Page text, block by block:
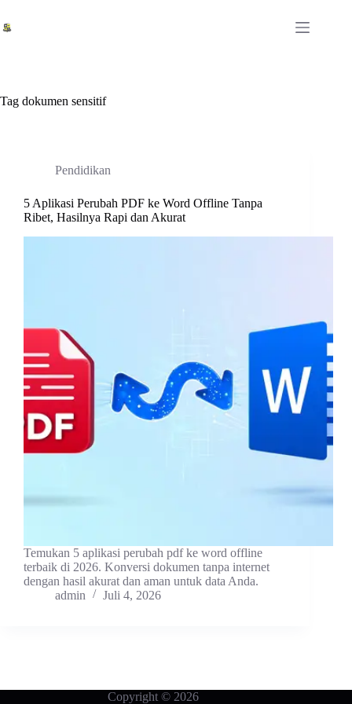
to
content
Tag dokumen sensitif
Pendidikan
5 Aplikasi Perubah PDF ke Word Offline Tanpa
Ribet, Hasilnya Rapi dan Akurat
Temukan 5 aplikasi perubah pdf ke word offline
terbaik di 2026. Konversi dokumen tanpa internet
dengan hasil akurat dan aman untuk data Anda.
admin
Juli 4, 2026
Copyright © 2026